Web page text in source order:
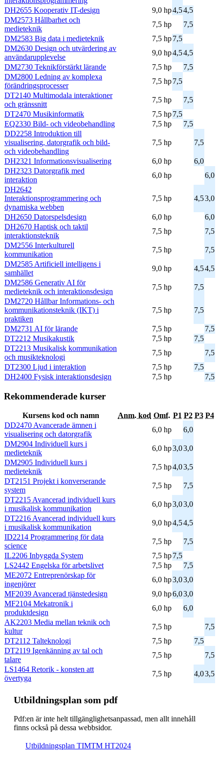
DH2655 Kooperativ IT-design
9,0 hp4,54,5
DM2573 Hållbarhet och
medieteknik
7,5 hp
7,5
DM2583 Big data i medieteknik
7,5 hp7,5
DM2630 Design och utvärdering av
användarupplevelse
9,0 hp4,54,5
DM2730 Teknikförstärkt lärande
7,5 hp
7,5
DM2800 Ledning av komplexa
förändringsprocesser
7,5 hp7,5
DT2140 Multimodala interaktioner
och gränssnitt
7,5 hp
7,5
DT2470 Musikinformatik
7,5 hp7,5
EQ2330 Bild- och videobehandling
7,5 hp
7,5
DD2258 Introduktion till
visualisering, datorgrafik och bild-
och videobehandling
7,5 hp 7,5
DH2321 Informationsvisualisering 6,0 hp
6,0
DH2323 Datorgrafik med
interaktion
6,0 hp
6,0
DH2642
Interaktionsprogrammering och
dynamiska webben
7,5 hp 4,53,0
DH2650 Datorspelsdesign 6,0 hp
6,0
DH2670 Haptisk och taktil
interaktionsteknik
7,5 hp
7,5
DM2556 Interkulturell
kommunikation
7,5 hp
7,5
DM2585 Artificiell intelligens i
samhället
9,0 hp 4,54,5
DM2586 Generativ AI för
medieteknik och interaktionsdesign
7,5 hp
7,5
DM2720 Hållbar Informations- och
kommunikationsteknik (IKT) i
praktiken
7,5 hp 7,5
DM2731 AI för lärande 7,5 hp
7,5
DT2212 Musikakustik
7,5 hp
7,5
DT2213 Musikalisk kommunikation
och musikteknologi
7,5 hp
7,5
DT2300 Ljud i interaktion
7,5 hp
7,5
DH2400 Fysisk interaktionsdesign
7,5 hp 7,5
Rekommenderade kurser
Kursens kod och namn Anm. kod Omf. P1 P2 P3 P4
DD2470 Avancerade ämnen i
visualisering och datorgrafik
6,0 hp
6,0
DM2904 Individuell kurs i
medieteknik
6,0 hp3,03,0
DM2905 Individuell kurs i
medieteknik
7,5 hp4,03,5
DT2151 Projekt i konverserande
system
7,5 hp
7,5
DT2215 Avancerad individuell kurs
i musikalisk kommunikation
6,0 hp3,03,0
DT2216 Avancerad individuell kurs
i musikalisk kommunikation
9,0 hp4,54,5
ID2214 Programmering för data
science
7,5 hp
7,5
IL2206 Inbyggda System
7,5 hp7,5
LS2442 Engelska för arbetslivet
7,5 hp
7,5
ME2072 Entreprenörskap för
ingenjörer
6,0 hp3,03,0
MF2039 Avancerad tjänstedesign
9,0 hp6,03,0
MF2104 Mekatronik i
produktdesign
6,0 hp
6,0
AK2203 Media mellan teknik och
kultur
7,5 hp
7,5
DT2112 Talteknologi
7,5 hp
7,5
DT2119 Igenkänning av tal och
talare
7,5 hp
7,5
LS1464 Retorik - konsten att
övertyga
7,5 hp 4,03,5
Ut­bild­nings­plan som pdf
Pdf:en är inte helt till­gäng­lig­hets­an­pas­sad, men allt inne­håll
finns också på dessa webb­sidor.
Ut­bild­nings­plan TIMTM HT2024